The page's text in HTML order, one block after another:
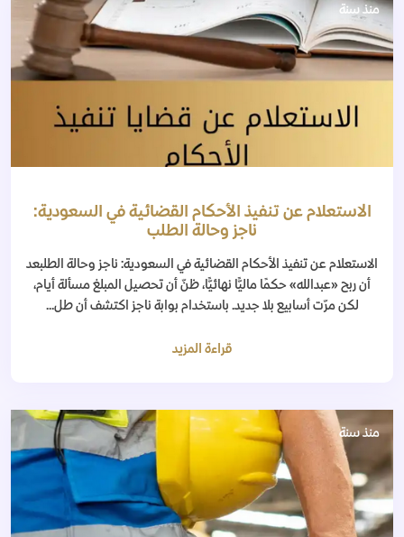
منذ سنة
الاستعلام عن تنفيذ الأحكام القضائية في السعودية:
ناجز وحالة الطلب
الاستعلام عن تنفيذ الأحكام القضائية في السعودية: ناجز وحالة الطلبعد
أن ربح «عبدالله» حكمًا ماليًّا نهائيًّا، ظنّ أن تحصيل المبلغ مسألة أيام،
لكن مرّت أسابيع بلا جديد. باستخدام بوابة ناجز اكتشف أن طل...
قراءة المزيد
منذ سنة